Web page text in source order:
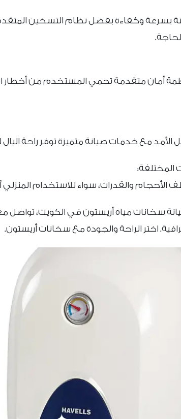
بسرعة وكفاءة بفضل نظام التسخين
أمان متقدمة تحمي المستخدم من أخطار
مع خدمات صيانة متميزة توفر راحة البال
المختلفة:
والقدرات، سواء للاستخدام المنزلي
اختر الراحة والجودة مع سخانات أريستون.